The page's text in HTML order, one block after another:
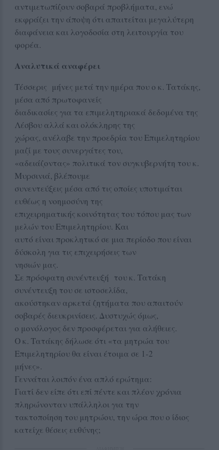
αντιμετωπίζουν σοβαρά προβλήματα, ενώ
εκφράζει την άποψη ότι απαιτείται μεγαλύτερη
διαφάνεια και λογοδοσία στη λειτουργία του
φορέα.
Αναλυτικά αναφέρει
Τέσσερις μήνες μετά την ημέρα που ο κ. Τατάκης,
μέσα από πρωτοφανείς
διαδικασίες για τα επιμελητηριακά δεδομένα της
Λέσβου αλλά και ολόκληρης της
χώρας, ανέλαβε την προεδρία του Επιμελητηρίου
μαζί με τους συνεργάτες του,
«αδειάζοντας» πολιτικά τον συγκυβερνήτη του κ.
Μυρσινιά, βλέπουμε
συνεντεύξεις μέσα από τις οποίες υποτιμάται
ευθέως η νοημοσύνη της
επιχειρηματικής κοινότητας του τόπου μας των
μελών του Επιμελητηρίου. Και
αυτό είναι προκλητικό σε μια περίοδο που είναι
δύσκολη για τις επιχειρήσεις των
νησιών μας.
Σε πρόσφατη συνέντευξή του κ. Τατάκη
συνέντευξη του σε ιστοσελίδα,
ακούστηκαν αρκετά ζητήματα που απαιτούν
σοβαρές διευκρινίσεις. Δυστυχώς όμως,
ο μονόλογος δεν προσφέρεται για αλήθειες.
Ο κ. Τατάκης δήλωσε ότι «τα μητρώα του
Επιμελητηρίου θα είναι έτοιμα σε 1-2
μήνες».
Γεννάται λοιπόν ένα απλό ερώτημα:
Γιατί δεν είπε ότι επί πέντε και πλέον χρόνια
πληρώνονταν υπάλληλοι για την
τακτοποίηση του μητρώου, την ώρα που ο ίδιος
κατείχε θέσεις ευθύνης;